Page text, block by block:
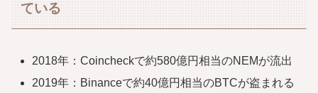
ている
2018年：Coincheckで約580億円相当のNEMが流出
2019年：Binanceで約40億円相当のBTCが盗まれる